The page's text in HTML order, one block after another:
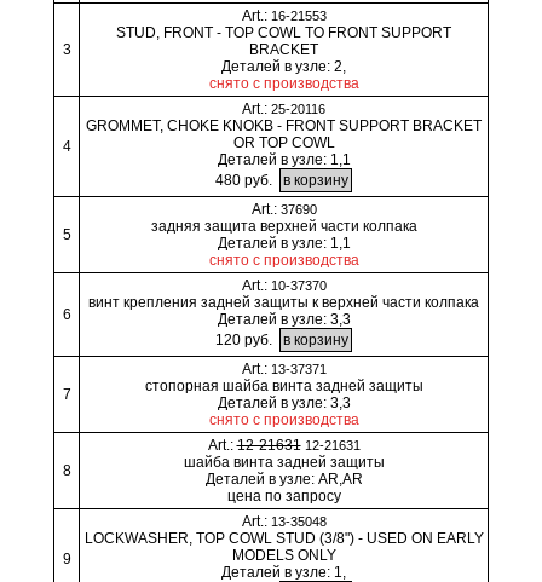
3
Art.: 16-21553
STUD, FRONT - TOP COWL TO FRONT SUPPORT
BRACKET
Деталей в узле: 2,
снято с производства
4
Art.: 25-20116
GROMMET, CHOKE KNOKB - FRONT SUPPORT BRACKET
OR TOP COWL
Деталей в узле: 1,1
480 руб.
5
Art.: 37690
задняя защита верхней части колпака
Деталей в узле: 1,1
снято с производства
6
Art.: 10-37370
винт крепления задней защиты к верхней части колпака
Деталей в узле: 3,3
120 руб.
7
Art.: 13-37371
стопорная шайба винта задней защиты
Деталей в узле: 3,3
снято с производства
8
Art.:12-21631 12-21631
шайба винта задней защиты
Деталей в узле: AR,AR
цена по запросу
9
Art.: 13-35048
LOCKWASHER, TOP COWL STUD (3/8") - USED ON EARLY
MODELS ONLY
Деталей в узле: 1,